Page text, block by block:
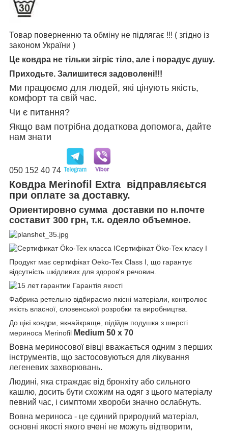
Товар поверненню та обміну не підлягає !!! ( згідно із
законом України )
Це ковдра не тільки зігріє тіло, але і порадує душу.
Приходьте. Залишитеся задоволені!!!
Ми працюємо для людей, які цінують якість,
комфорт та свій час.
Чи є питання?
Якщо вам потрібна додаткова допомога, дайте
нам знати
050 152 40 74
Ковдра Merinofil Extra відправляєьтся
при оплате за доставку.
Ориентировно сумма доставки по н.почте
составит 300 грн, т.к. одеяло объемное.
Сертифікат Öko-Tex класу I
Продукт має сертифікат Oeko-Tex Class I, що гарантує
відсутність шкідливих для здоров'я речовин.
Гарантія якості
Фабрика ретельно відбираємо якісні матеріали, контролює
якість власної, словенської розробки та виробництва.
До цієї ковдри, якнайкраще, підійде подушка з шерсті
мериноса Merinofil Medium 50 x 70
Вовна мериносової вівці вважається одним з перших
інструментів, що застосовуються для лікування
легеневих захворювань.
Людині, яка страждає від бронхіту або сильного
кашлю, досить бути схожим на одяг з цього матеріалу
певний час, і симптоми хвороби значно ослабнуть.
Вовна мериноса - це єдиний природний матеріал,
основні якості якого вчені не можуть відтворити,